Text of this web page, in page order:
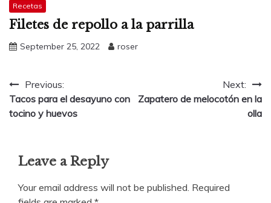
Recetas
Filetes de repollo a la parrilla
September 25, 2022 roser
Post
navigation
Previous:
Tacos para el desayuno con
tocino y huevos
Next:
Zapatero de melocotón en la
olla
Leave a Reply
Your email address will not be published. Required